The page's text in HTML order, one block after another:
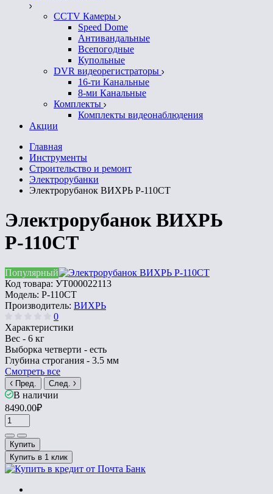
CCTV Камеры
Speed Dome
Антивандальные
Всепогодные
Купольные
DVR видеорегистраторы
16-ти Канальные
8-ми Канальные
Комплекты
Комплекты видеонаблюдения
Акции
Главная
Инструменты
Строительство и ремонт
Электрорубанки
Электрорубанок ВИХРЬ Р-110СТ
Электрорубанок ВИХРЬ
Р-110СТ
Популярный
Код товара: УТ000022113
Модель: Р-110СТ
Производитель: ВИХРЬ
0
Характеристики
Вес - 6 кг
Выборка четверти - есть
Глубина строгания - 3.5 мм
Смотреть все
Пред. След.
В наличии
8490.00₽
Купить
Купить в 1 клик